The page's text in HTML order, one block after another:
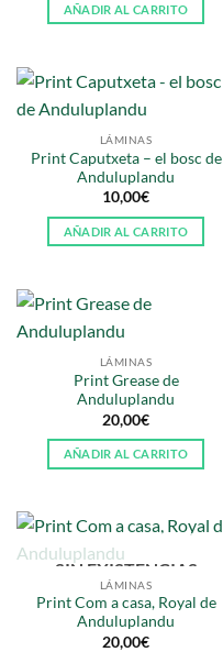
AÑADIR AL CARRITO
LÁMINAS
Print Caputxeta – el bosc de
Anduluplandu
10,00€
AÑADIR AL CARRITO
LÁMINAS
Print Grease de
Anduluplandu
20,00€
AÑADIR AL CARRITO
SIN EXISTENCIAS
LÁMINAS
Print Com a casa, Royal de
Anduluplandu
20,00€